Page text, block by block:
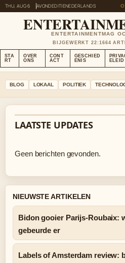
THU, AUG 6 AVONDEDITIENEDERLANDS
ENTERTAINMENTMAG
BIJGEWERKT 22:1664
STA
RT
OVER
ONS
CONT
ACT
GESCHIED
ENIS
ELEID
BLOG LOKAAL POLITIEK
LAATSTE UPDATES
Geen berichten gevonden.
NIEUWSTE ARTIKELEN
Bidon gooier Parijs-Roubaix:
gebeurde er
Labels of Amsterdam review: